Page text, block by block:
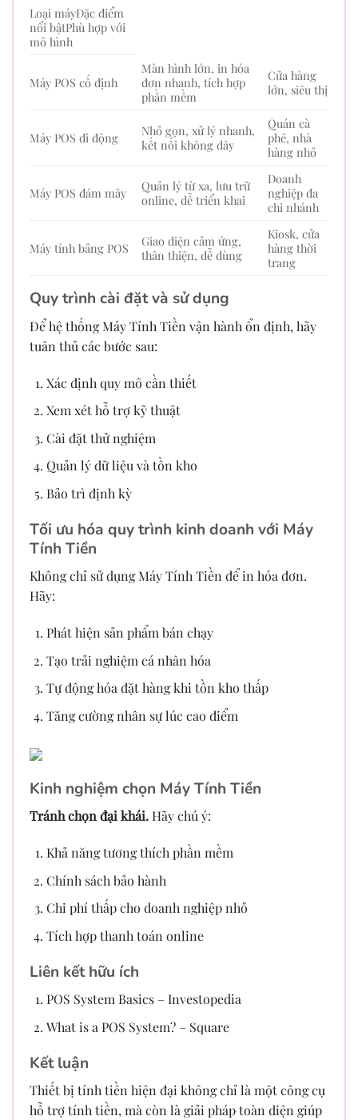
Loại máyĐặc điểm
nổi bậtPhù hợp với
mô hình
Máy POS cố định
Màn hình lớn, in hóa
đơn nhanh, tích hợp
phần mềm
Cửa hàng
lớn, siêu thị
Máy POS di động
Nhỏ gọn, xử lý nhanh,
kết nối không dây
Quán cà
phê, nhà
hàng nhỏ
Máy POS đám mây
Quản lý từ xa, lưu trữ
online, dễ triển khai
Doanh
nghiệp đa
chi nhánh
Máy tính bảng POS
Giao diện cảm ứng,
thân thiện, dễ dùng
Kiosk, cửa
hàng thời
trang
Quy trình cài đặt và sử dụng
Để hệ thống Máy Tính Tiền vận hành ổn định, hãy
tuân thủ các bước sau:
Xác định quy mô cần thiết
Xem xét hỗ trợ kỹ thuật
Cài đặt thử nghiệm
Quản lý dữ liệu và tồn kho
Bảo trì định kỳ
Tối ưu hóa quy trình kinh doanh với Máy
Tính Tiền
Không chỉ sử dụng Máy Tính Tiền để in hóa đơn.
Hãy:
Phát hiện sản phẩm bán chạy
Tạo trải nghiệm cá nhân hóa
Tự động hóa đặt hàng khi tồn kho thấp
Tăng cường nhân sự lúc cao điểm
Kinh nghiệm chọn Máy Tính Tiền
Tránh chọn đại khái.Hãy chú ý:
Khả năng tương thích phần mềm
Chính sách bảo hành
Chi phí thấp cho doanh nghiệp nhỏ
Tích hợp thanh toán online
Liên kết hữu ích
POS System Basics – Investopedia
What is a POS System? – Square
Kết luận
Thiết bị tính tiền hiện đại không chỉ là một công cụ
hỗ trợ tính tiền, mà còn là giải pháp toàn diện giúp